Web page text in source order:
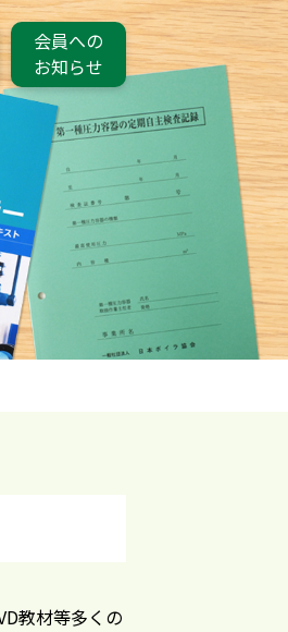
会員への
お知らせ
教材等多くの